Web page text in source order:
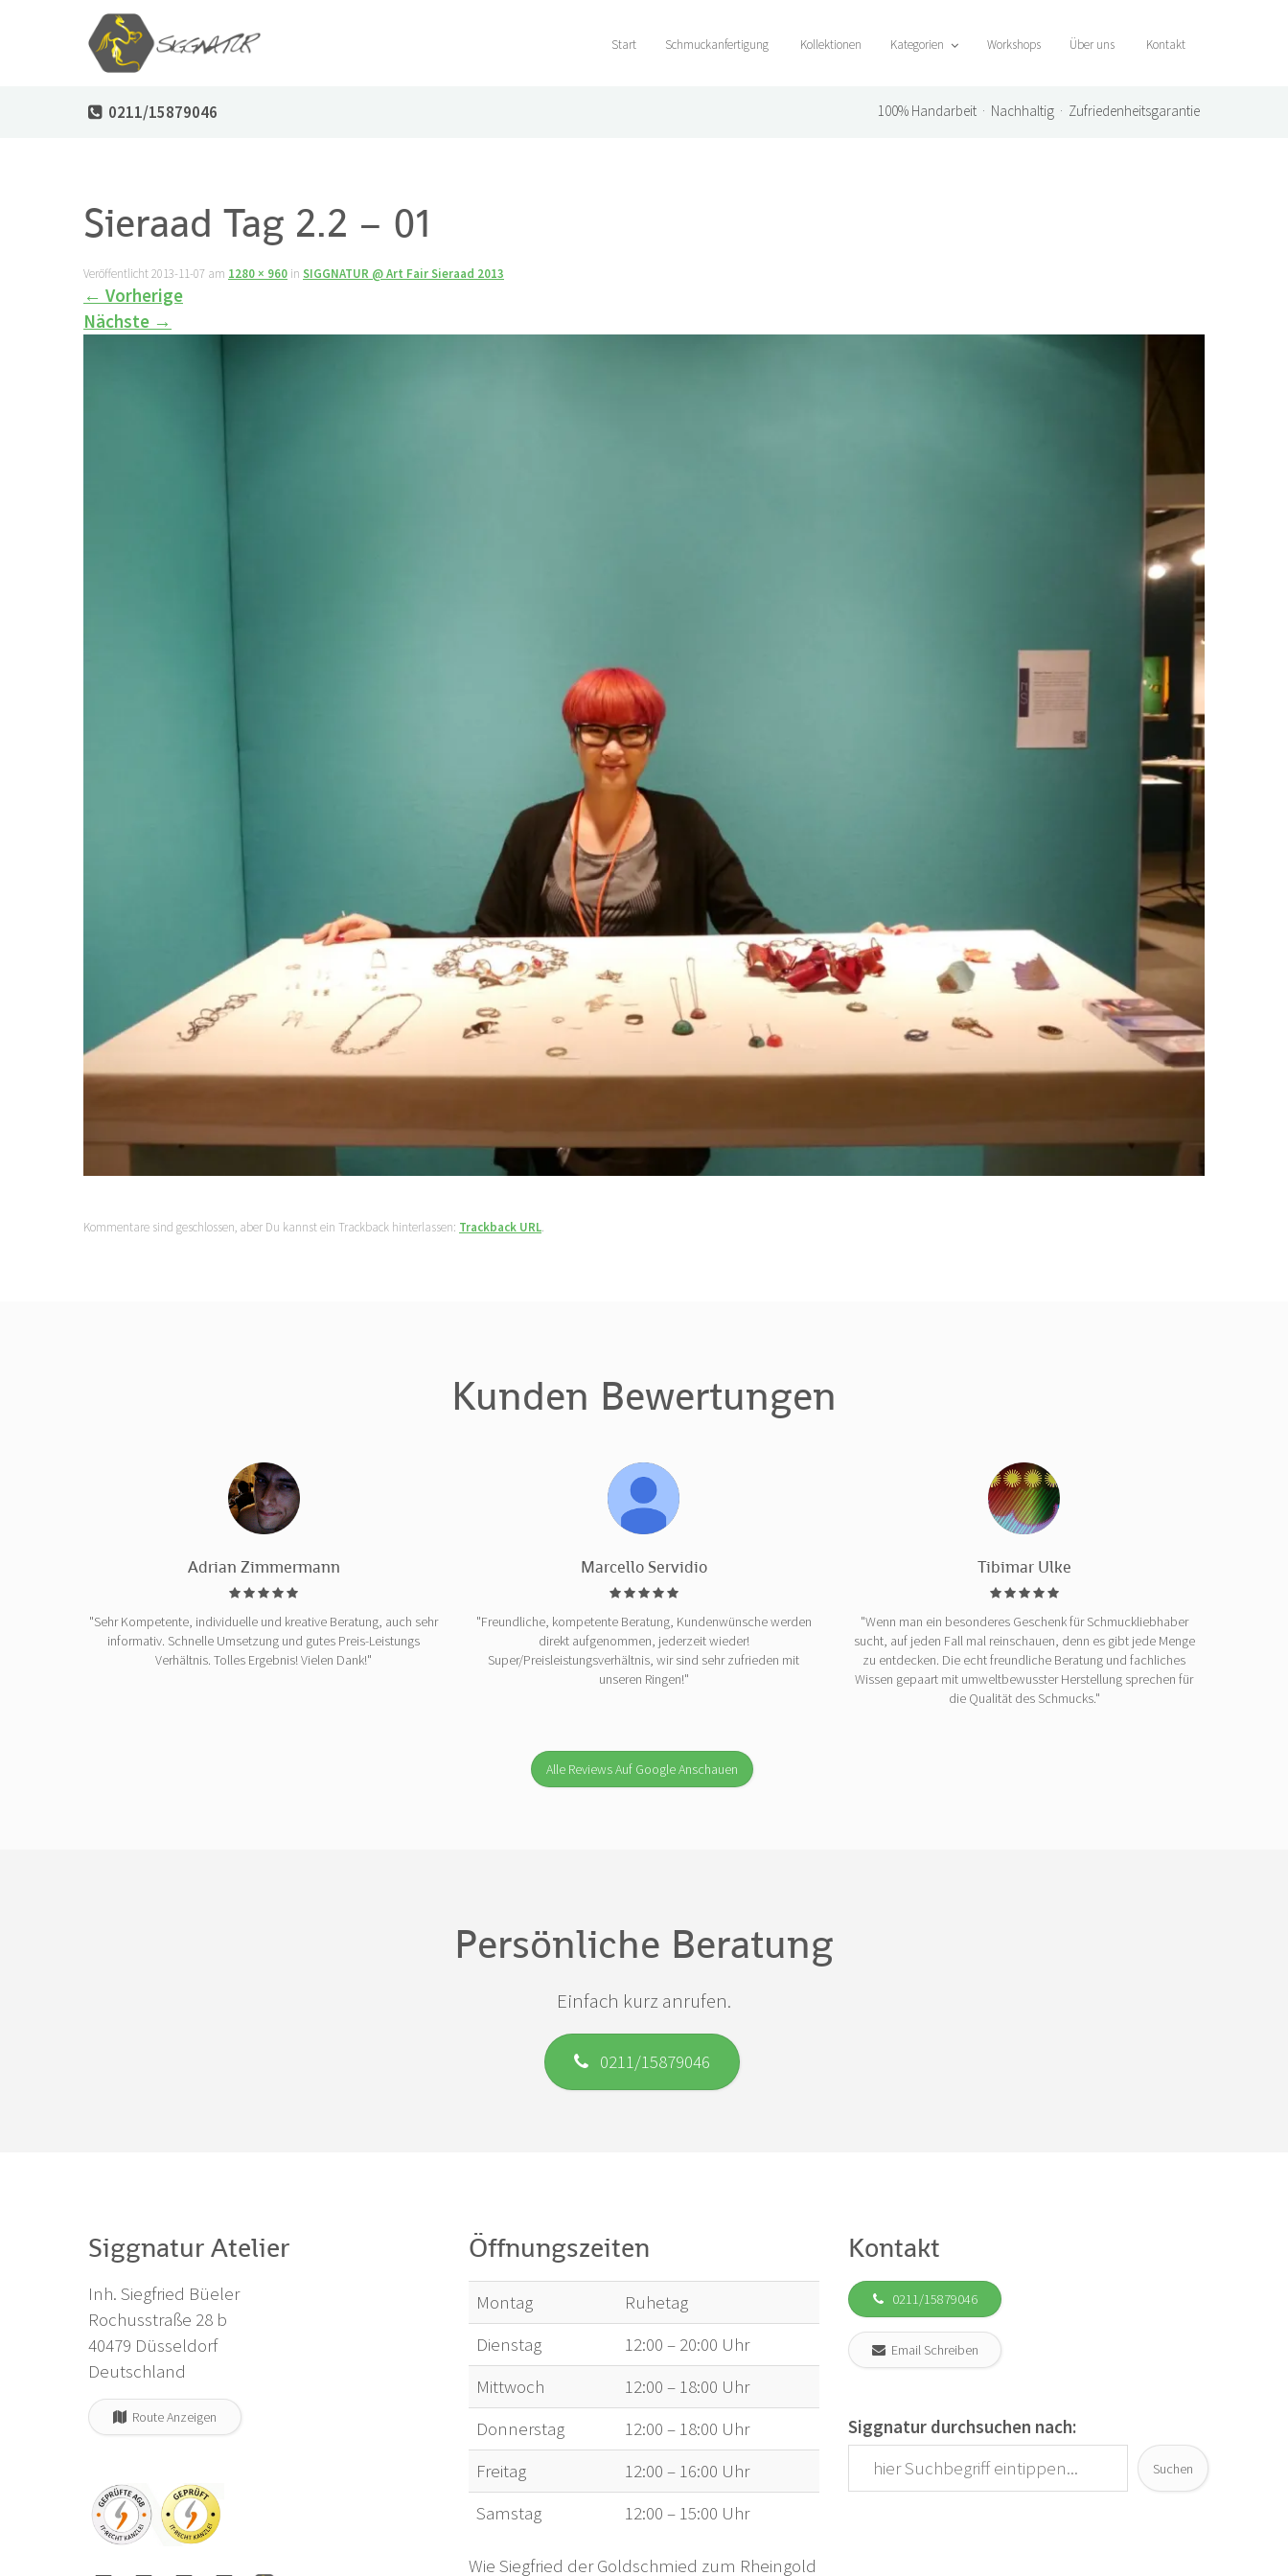
Start Schmuckanfertigung Kollektionen Kategorien Workshops Über uns Kontakt
0211/15879046 100% Handarbeit · Nachhaltig · Zufriedenheitsgarantie
Sieraad Tag 2.2 – 01
Veröffentlicht2013-11-07 am 1280 × 960 in SIGGNATUR @ Art Fair Sieraad 2013
← Vorherige
Nächste →
Kommentare sind geschlossen, aber Du kannst ein Trackback hinterlassen: Trackback URL.
Kunden Bewertungen
Adrian Zimmermann
"Sehr Kompetente, individuelle und kreative Beratung, auch sehr
informativ. Schnelle Umsetzung und gutes Preis-Leistungs
Verhältnis. Tolles Ergebnis! Vielen Dank!"
Marcello Servidio
"Freundliche, kompetente Beratung, Kundenwünsche werden
direkt aufgenommen, jederzeit wieder!
Super/Preisleistungsverhältnis, wir sind sehr zufrieden mit
unseren Ringen!"
Tibimar Ulke
"Wenn man ein besonderes Geschenk für Schmuckliebhaber
sucht, auf jeden Fall mal reinschauen, denn es gibt jede Menge
zu entdecken. Die echt freundliche Beratung und fachliches
Wissen gepaart mit umweltbewusster Herstellung sprechen für
die Qualität des Schmucks."
Alle Reviews Auf Google Anschauen
Persönliche Beratung
Einfach kurz anrufen.
0211/15879046
Siggnatur Atelier
Inh. Siegfried Büeler
Rochusstraße 28 b
40479 Düsseldorf
Deutschland
Route Anzeigen
Öffnungszeiten
Montag
Ruhetag
Dienstag
12:00 – 20:00 Uhr
Mittwoch
12:00 – 18:00 Uhr
Donnerstag
12:00 – 18:00 Uhr
Freitag
12:00 – 16:00 Uhr
Samstag
12:00 – 15:00 Uhr
Wie Siegfried der Goldschmied zum Rheingold
Kontakt
0211/15879046
Email Schreiben
Siggnatur durchsuchen nach:
Suchen